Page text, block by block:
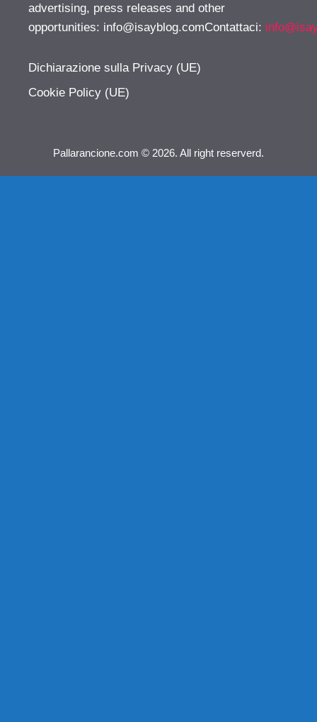
advertising, press releases and other
opportunities: info@isayblog.comContattaci:
Dichiarazione sulla Privacy (UE)
Cookie Policy (UE)
Pallarancione.com © 2026. All right reserverd.